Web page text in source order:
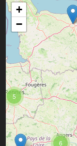
6
5
+
−